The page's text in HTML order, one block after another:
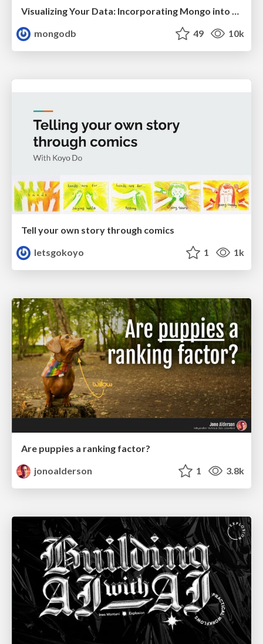
Visualizing Your Data: Incorporating Mongo into Loggly Infrastructure
mongodb
49 10k
Tell your own story through comics
letsgokoyo
1 1k
Are puppies a ranking factor?
jonoalderson
1 3.8k